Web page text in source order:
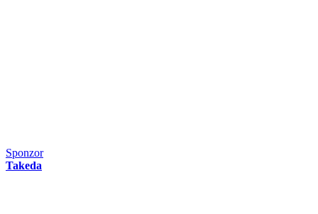
Sponzor
Takeda